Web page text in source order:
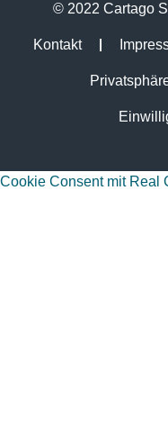
© 2022 Cartago
Kontakt
Cookie Consent mit Real